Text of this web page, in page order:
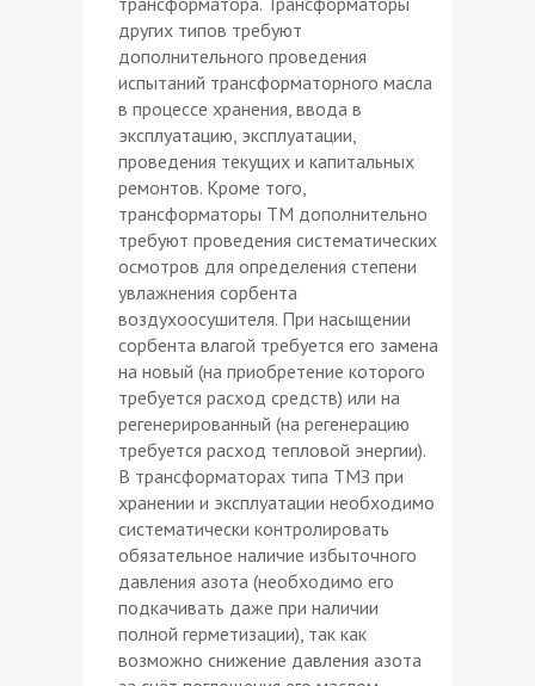
других типов требуют
дополнительного проведения
испытаний трансформаторного масла
в процессе хранения, ввода в
эксплуатацию, эксплуатации,
проведения текущих и капитальных
ремонтов. Кроме того,
трансформаторы ТМ дополнительно
требуют проведения систематических
осмотров для определения степени
увлажнения сорбента
воздухоосушителя. При насыщении
сорбента влагой требуется его замена
на новый (на приобретение которого
требуется расход средств) или на
регенерированный (на регенерацию
требуется расход тепловой энергии).
В трансформаторах типа ТМЗ при
хранении и эксплуатации необходимо
систематически контролировать
обязательное наличие избыточного
давления азота (необходимо его
подкачивать даже при наличии
полной герметизации), так как
возможно снижение давления азота